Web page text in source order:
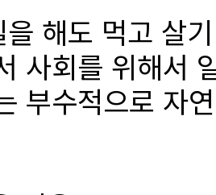
해도 먹고 살
사회를 위해서
부수적으로 자